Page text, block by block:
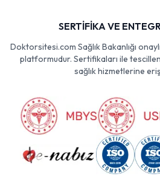
SERTİFİKA VE
Doktorsitesi.com Sağlık Bakanlığı
platformudur. Sertifikaları ile
sağlık hizmetlerine